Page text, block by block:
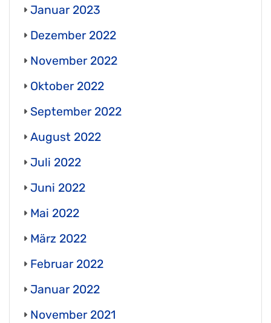
Januar 2023
Dezember 2022
November 2022
Oktober 2022
September 2022
August 2022
Juli 2022
Juni 2022
Mai 2022
März 2022
Februar 2022
Januar 2022
November 2021